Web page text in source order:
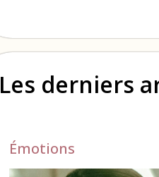
Les derniers
Émotions